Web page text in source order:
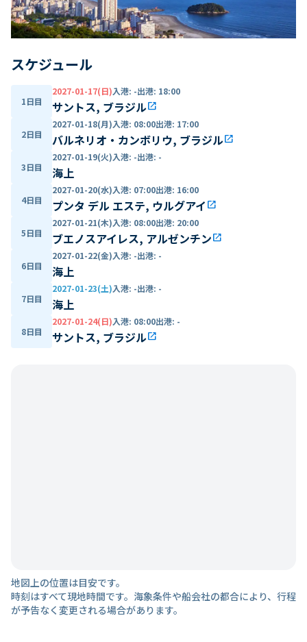
スケジュール
1日目
2027-01-17(日)入港: -出港: 18:00
サントス, ブラジルopen_in_new
2日目
2027-01-18(月)入港: 08:00出港: 17:00
バルネリオ・カンボリウ, ブラジルopen_in_new
3日目
2027-01-19(火)入港: -出港: -
海上
4日目
2027-01-20(水)入港: 07:00出港: 16:00
プンタ デル エステ, ウルグアイ open_in_new
5日目
2027-01-21(木)入港: 08:00出港: 20:00
ブエノスアイレス, アルゼンチンopen_in_new
6日目
2027-01-22(金)入港: -出港: -
海上
7日目
2027-01-23(土)入港: -出港: -
海上
8日目
2027-01-24(日)入港: 08:00出港: -
サントス, ブラジルopen_in_new
地図上の位置は目安です。
時刻はすべて現地時間です。海象条件や船会社の都合により、行程
が予告なく変更される場合があります。